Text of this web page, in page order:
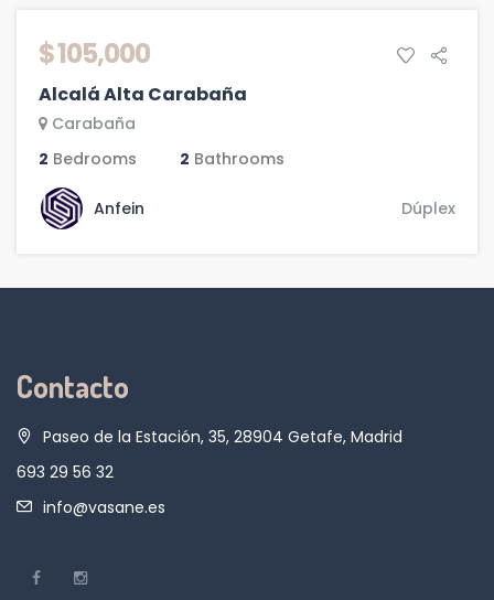
DESTACADA
$ 105,000
Alcalá Alta Carabaña
Carabaña
2 Bedrooms 2 Bathrooms
Anfein Dúplex
Contacto
Paseo de la Estación, 35, 28904 Getafe, Madrid
693 29 56 32
info@vasane.es